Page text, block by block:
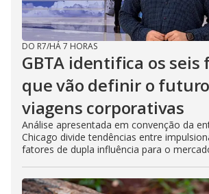
DO R7/HÁ 7 HORAS
GBTA identifica os seis
que vão definir o
viagens corporativas
Análise apresentada em convenção da
Chicago divide tendências entre
fatores de dupla influência para o